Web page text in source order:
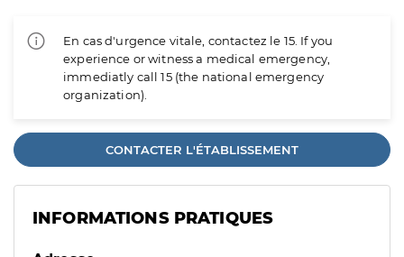
En cas d'urgence vitale, contactez le 15. If you
experience or witness a medical emergency,
immediatly call 15 (the national emergency
organization).
CONTACTER L'ÉTABLISSEMENT
INFORMATIONS PRATIQUES